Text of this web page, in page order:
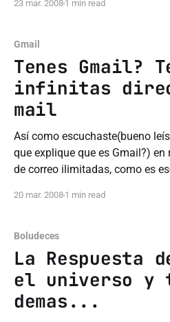
23 mar. 2008 1 min read
Gmail
Tenes Gmail?
infinitas
mail
Así como escuchaste(bueno
que explique que es Gmail?)
de correo ilimitadas, como es
20 mar. 2008 1 min read
Boludeces
La Respuesta
el universo y
demas...